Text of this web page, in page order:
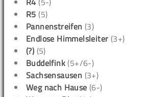
R5 (5)
Pannenstreifen (3)
Endlose Himmelsleiter (3+)
(?) (5)
Buddelfink (5+/6-)
Sachsensausen (3+)
Weg nach Hause (6-)